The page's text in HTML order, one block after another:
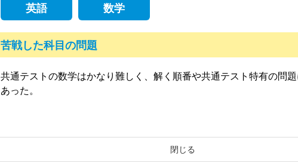
英語 数学
苦戦した科目の問題
共通テストの数学はかなり難しく、解く順番や共通テスト特有の問
あった。
閉じる